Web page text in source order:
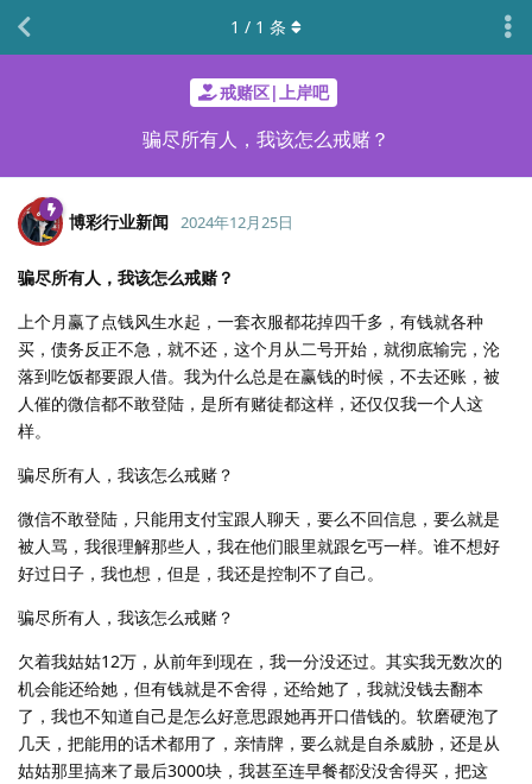
戒赌区|上岸吧
骗尽所有人，我该怎么戒赌？
1 / 1 条
博彩行业新闻 2024年12月25日
骗尽所有人，我该怎么戒赌？
上个月赢了点钱风生水起，一套衣服都花掉四千多，有钱就各种
买，债务反正不急，就不还，这个月从二号开始，就彻底输完，沦
落到吃饭都要跟人借。我为什么总是在赢钱的时候，不去还账，被
人催的微信都不敢登陆，是所有赌徒都这样，还仅仅我一个人这
样。
骗尽所有人，我该怎么戒赌？
微信不敢登陆，只能用支付宝跟人聊天，要么不回信息，要么就是
被人骂，我很理解那些人，我在他们眼里就跟乞丐一样。谁不想好
好过日子，我也想，但是，我还是控制不了自己。
骗尽所有人，我该怎么戒赌？
欠着我姑姑12万，从前年到现在，我一分没还过。其实我无数次的
机会能还给她，但有钱就是不舍得，还给她了，我就没钱去翻本
了，我也不知道自己是怎么好意思跟她再开口借钱的。软磨硬泡了
几天，把能用的话术都用了，亲情牌，要么就是自杀威胁，还是从
姑姑那里搞来了最后3000块，我甚至连早餐都没没舍得买，把这